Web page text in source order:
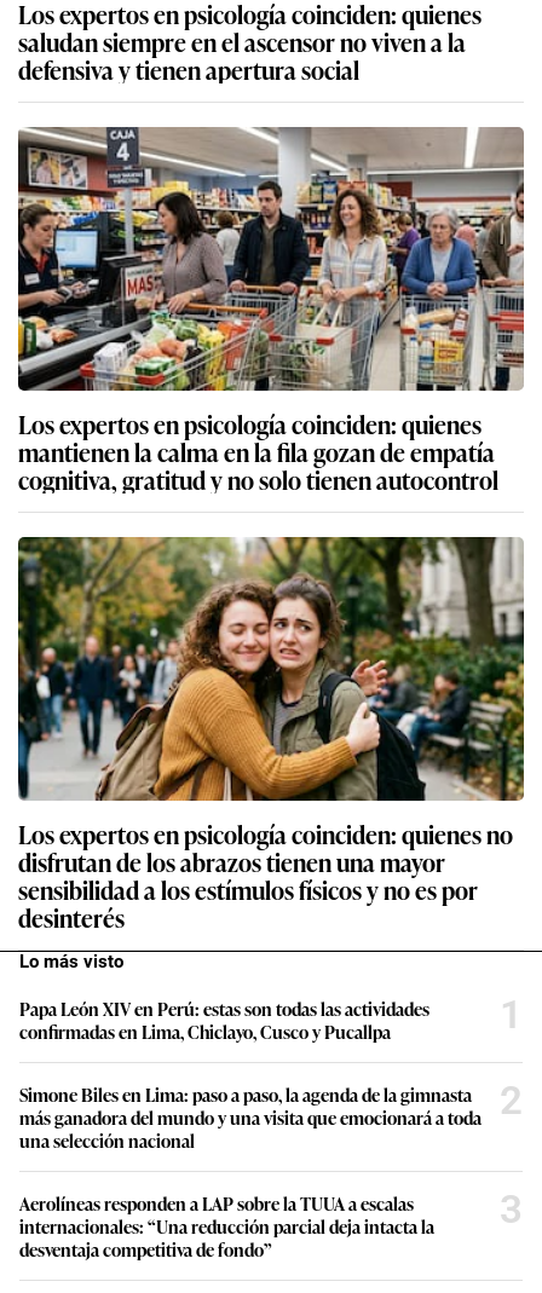
Los expertos en psicología coinciden: quienes
saludan siempre en el ascensor no viven a la
defensiva y tienen apertura social
Los expertos en psicología coinciden: quienes
mantienen la calma en la fila gozan de empatía
cognitiva, gratitud y no solo tienen autocontrol
Los expertos en psicología coinciden: quienes no
disfrutan de los abrazos tienen una mayor
sensibilidad a los estímulos físicos y no es por
desinterés
Lo más visto
Papa León XIV en Perú: estas son todas las actividades
confirmadas en Lima, Chiclayo, Cusco y Pucallpa
1
Simone Biles en Lima: paso a paso, la agenda de la gimnasta
más ganadora del mundo y una visita que emocionará a toda
una selección nacional
2
Aerolíneas responden a LAP sobre la TUUA a escalas
internacionales: “Una reducción parcial deja intacta la
desventaja competitiva de fondo”
3